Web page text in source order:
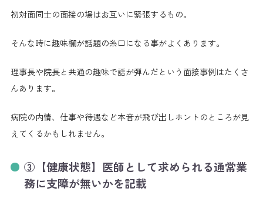
初対面同士の面接の場はお互いに緊張するもの。
そんな時に趣味欄が話題の糸口になる事がよくあります。
理事長や院長と共通の趣味で話が弾んだという面接事例はたくさ
んあります。
病院の内情、仕事や待遇など本音が飛び出しホントのところが見
えてくるかもしれません。
③【健康状態】医師として求められる通常業
務に支障が無いかを記載